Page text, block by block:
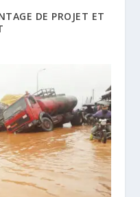
DE PROJET ET